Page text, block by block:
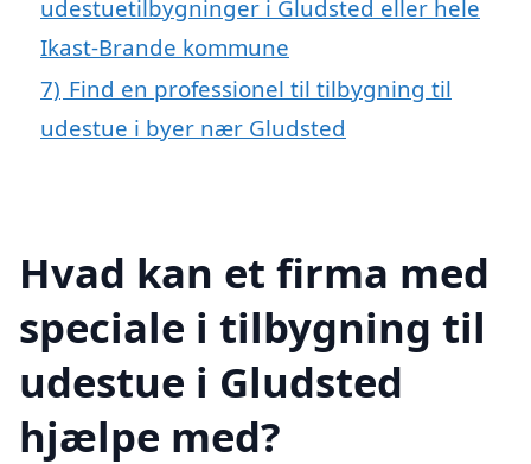
udestuetilbygninger i Gludsted eller hele
Ikast-Brande kommune
7) Find en professionel til tilbygning til
udestue i byer nær Gludsted
Hvad kan et firma med
speciale i tilbygning til
udestue i Gludsted
hjælpe med?